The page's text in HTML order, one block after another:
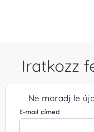
Iratkozz
Ne maradj le
E-mail címed